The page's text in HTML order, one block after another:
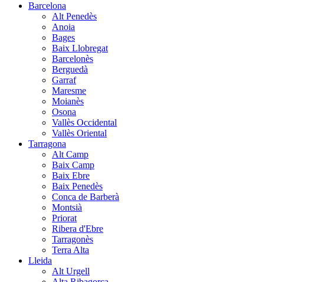
Barcelona
Alt Penedès
Anoia
Bages
Baix Llobregat
Barcelonès
Berguedà
Garraf
Maresme
Moianès
Osona
Vallès Occidental
Vallès Oriental
Tarragona
Alt Camp
Baix Camp
Baix Ebre
Baix Penedès
Conca de Barberà
Montsià
Priorat
Ribera d'Ebre
Tarragonès
Terra Alta
Lleida
Alt Urgell